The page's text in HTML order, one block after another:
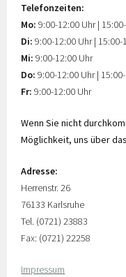
Telefonzeiten:
Mo: 9:00-12:00 Uhr |
Di: 9:00-12:00 Uhr | 15:00-
Mi: 9:00-12:00 Uhr
Do: 9:00-12:00 Uhr |
Fr: 9:00-12:00 Uhr
Wenn Sie nicht
Möglichkeit, uns über
Adresse:
Herrenstr. 26
76133 Karlsruhe
Tel. (0721) 23883
Fax: (0721) 22258
Impressum